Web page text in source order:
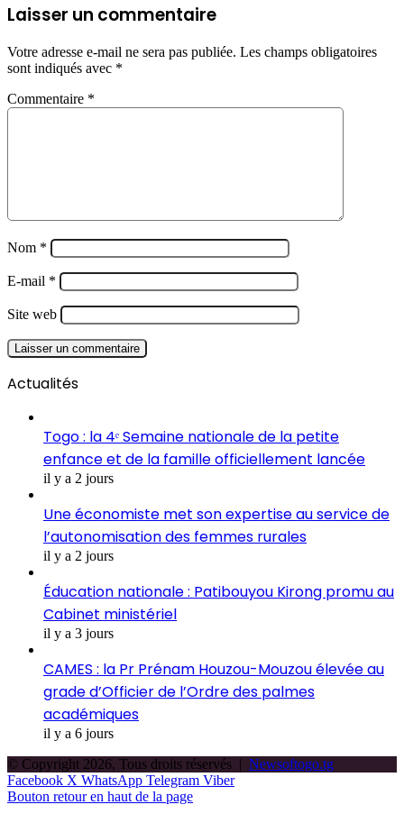
Laisser un commentaire
Votre adresse e-mail ne sera pas publiée. Les champs obligatoires
sont indiqués avec *
Commentaire *
Nom *
E-mail *
Site web
Actualités
Togo : la 4ᵉ Semaine nationale de la petite
enfance et de la famille officiellement lancée
il y a 2 jours
Une économiste met son expertise au service de
l’autonomisation des femmes rurales
il y a 2 jours
Éducation nationale : Patibouyou Kirong promu au
Cabinet ministériel
il y a 3 jours
CAMES : la Pr Prénam Houzou-Mouzou élevée au
grade d’Officier de l’Ordre des palmes
académiques
il y a 6 jours
© Copyright 2026, Tous droits réservés | Newsoftogo.tg
Facebook X WhatsApp Telegram Viber
Bouton retour en haut de la page